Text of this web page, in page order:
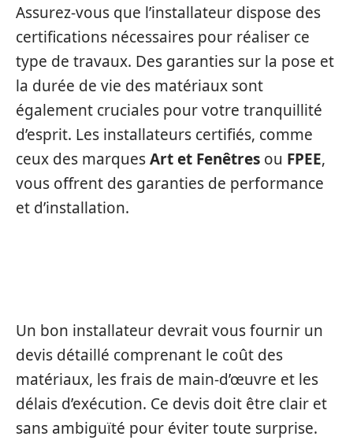
Assurez-vous que l’installateur dispose des
certifications nécessaires pour réaliser ce
type de travaux. Des garanties sur la pose et
la durée de vie des matériaux sont
également cruciales pour votre tranquillité
d’esprit. Les installateurs certifiés, comme
ceux des marquesArt et Fenêtres ou FPEE,
vous offrent des garanties de performance
et d’installation.
Un bon installateur devrait vous fournir un
devis détaillé comprenant le coût des
matériaux, les frais de main-d’œuvre et les
délais d’exécution. Ce devis doit être clair et
sans ambiguïté pour éviter toute surprise.